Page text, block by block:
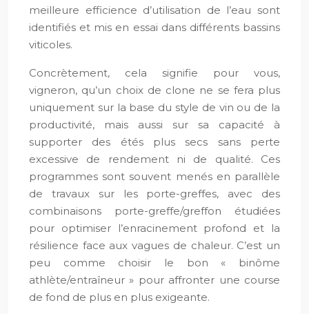
meilleure efficience d’utilisation de l’eau sont
identifiés et mis en essai dans différents bassins
viticoles.
Concrètement, cela signifie pour vous,
vigneron, qu’un choix de clone ne se fera plus
uniquement sur la base du style de vin ou de la
productivité, mais aussi sur sa capacité à
supporter des étés plus secs sans perte
excessive de rendement ni de qualité. Ces
programmes sont souvent menés en parallèle
de travaux sur les porte-greffes, avec des
combinaisons porte-greffe/greffon étudiées
pour optimiser l’enracinement profond et la
résilience face aux vagues de chaleur. C’est un
peu comme choisir le bon « binôme
athlète/entraîneur » pour affronter une course
de fond de plus en plus exigeante.